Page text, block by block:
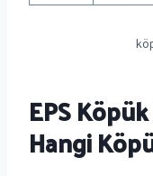
EPS
Hangi